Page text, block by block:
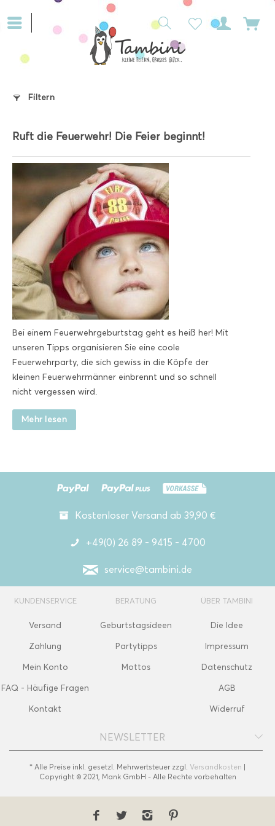
Filtern
Ruft die Feuerwehr! Die Feier beginnt!
Bei einem Feuerwehrgeburtstag geht es heiß her! Mit
unseren Tipps organisieren Sie eine coole
Feuerwehrparty, die sich gewiss in die Köpfe der
kleinen Feuerwehrmänner einbrennt und so schnell
nicht vergessen wird.
Mehr lesen
Kostenloser Versand ab 39,90 €
+49(0) 26 89 - 9415 - 4700
service@tambini.de
KUNDENSERVICE
Versand
Zahlung
Mein Konto
FAQ - Häufige Fragen
Kontakt
BERATUNG
Geburtstagsideen
Partytipps
Mottos
ÜBER TAMBINI
Die Idee
Impressum
Datenschutz
AGB
Widerruf
NEWSLETTER
* Alle Preise inkl. gesetzl. Mehrwertsteuer zzgl. Versandkosten |
Copyright © 2021, Mank GmbH - Alle Rechte vorbehalten